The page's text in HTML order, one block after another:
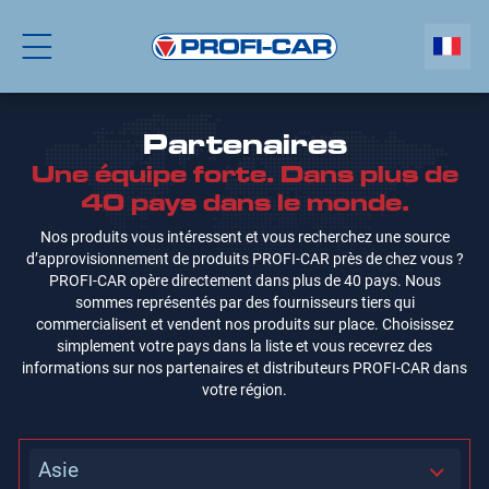
Partenaires
Une équipe forte. Dans plus de
40 pays dans le monde.
Nos produits vous intéressent et vous recherchez une source
d’approvisionnement de produits PROFI-CAR près de chez vous ?
PROFI-CAR opère directement dans plus de 40 pays. Nous
sommes représentés par des fournisseurs tiers qui
commercialisent et vendent nos produits sur place. Choisissez
simplement votre pays dans la liste et vous recevrez des
informations sur nos partenaires et distributeurs PROFI-CAR dans
votre région.
Asie